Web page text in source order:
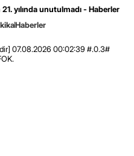
yılında unutulmadı - Haberler
Haberler
07.08.2026 00:02:39 #.0.3#